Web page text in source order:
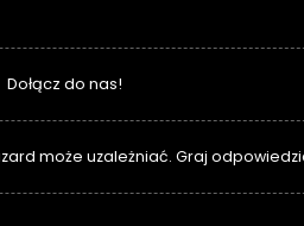
Dołącz do nas!
może uzależniać. Graj